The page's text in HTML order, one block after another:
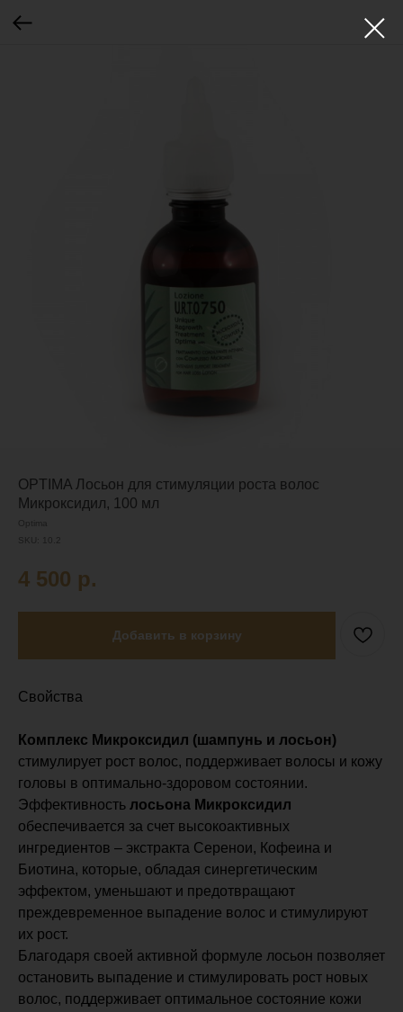
OPTIMA Лосьон для стимуляции роста волос
Микроксидил, 100 мл
Optima
SKU:
4 500 р.
Добавить в корзину
Свойства
Комплекс Микроксидил (шампунь и лосьон)
стимулирует рост волос, поддерживает волосы и кожу
головы в оптимально-здоровом состоянии.
Эффективность лосьона Микроксидил
обеспечивается за счет высокоактивных
ингредиентов – экстракта Серенои, Кофеина и
Биотина, которые, обладая синергетическим
эффектом, уменьшают и предотвращают
преждевременное выпадение волос и стимулируют
их рост.
Благодаря своей активной формуле лосьон позволяет
остановить выпадение и стимулировать рост новых
волос, поддерживает оптимальное состояние кожи